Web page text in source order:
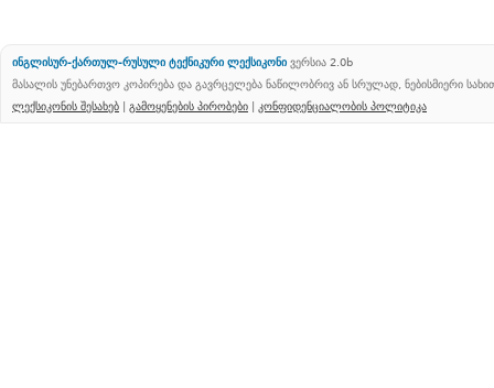
ინგლისურ-ქართულ-რუსული ტექნიკური ლექსიკონი ვერსია 2.0b
მასალის უნებართვო კოპირება და გავრცელება ნაწილობრივ ან სრულად, ნებისმიერი
ლექსიკონის შესახებ | გამოყენების პირობები | კონფიდენციალობის პოლიტიკა